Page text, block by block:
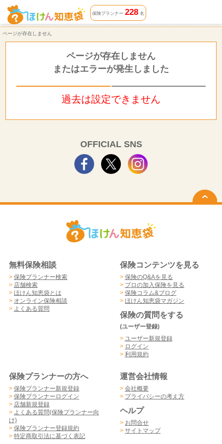
ページが存在しません | ほけん知恵袋
保険プランナー 228名
ページが存在しません
ページが存在しません
またはエラーが発生しました
過去は設定できません
OFFICIAL SNS
無料保険相談
> 保険プランナー検索
> 店舗検索
> ほけん知恵袋とは
> オンライン保険相談
> よくある質問
保険コンテンツを見る
> 保険のQ&Aを見る
> プロの加入保険を見る
> 保険コラム&ブログ
> ほけん知恵袋マガジン
保険の質問をする
(ユーザー登録)
> ユーザー新規登録
> ログイン
> 利用規約
保険プランナーの方へ
> 保険プランナー新規登録
> 保険プランナーログイン
> 店舗新規登録
> よくある質問(保険プランナー向
け)
> 保険プランナー登録規約
> 特定商取引法に基づく表記
運営会社情報
> 会社概要
> プライバシーの考え方
ヘルプ
> お問合せ
> サイトマップ